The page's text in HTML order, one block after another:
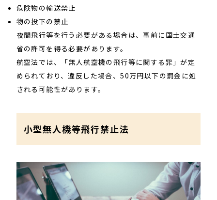
危険物の輸送禁止
物の投下の禁止
夜間飛行等を行う必要がある場合は、事前に国土交通
省の許可を得る必要があります。
航空法では、「無人航空機の飛行等に関する罪」が定
められており、違反した場合、50万円以下の罰金に処
される可能性があります。
小型無人機等飛行禁止法